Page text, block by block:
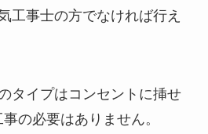
工事士の方でなければ行え
タイプはコンセントに挿せ
の必要はありません。